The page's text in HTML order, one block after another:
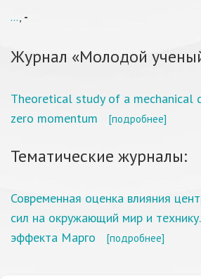
..., -
Журнал «Молодой
Theoretical study of a mechanical
zero momentum
[подробнее]
Тематические журналы:
Современная оценка влияния
сил на окружающий мир и
эффекта Марго
[подробнее]